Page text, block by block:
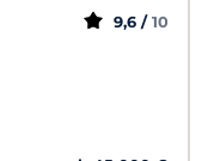
9,6 / 10